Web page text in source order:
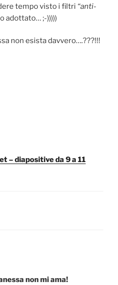
tempo visto i filtri “anti-
adottato… ;-)))))
non esista davvero….???!!!
– diapositive da 9 a 11
non mi ama!